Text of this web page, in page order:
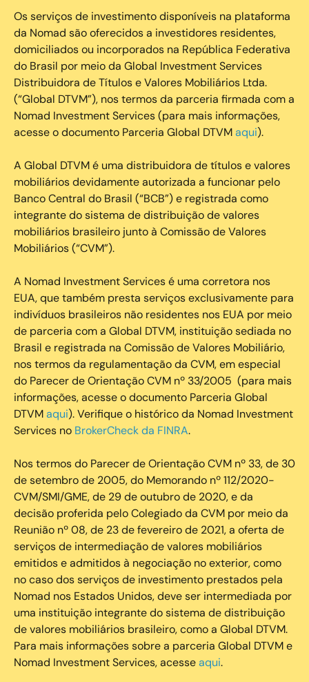
Os serviços de investimento disponíveis na plataforma
da Nomad são oferecidos a investidores residentes,
domiciliados ou incorporados na República Federativa
do Brasil por meio da Global Investment Services
Distribuidora de Títulos e Valores Mobiliários Ltda.
(“Global DTVM”), nos termos da parceria firmada com a
Nomad Investment Services (para mais informações,
acesse o documento Parceria Global DTVMaqui).
A Global DTVM é uma distribuidora de títulos e valores
mobiliários devidamente autorizada a funcionar pelo
Banco Central do Brasil (“BCB”) e registrada como
integrante do sistema de distribuição de valores
mobiliários brasileiro junto à Comissão de Valores
Mobiliários (“CVM”).
‍A Nomad Investment Services é uma corretora nos
EUA, que também presta serviços exclusivamente para
indivíduos brasileiros não residentes nos EUA por meio
de parceria com a Global DTVM, instituição sediada no
Brasil e registrada na Comissão de Valores Mobiliário,
nos termos da regulamentação da CVM, em especial
do Parecer de Orientação CVM nº 33/2005 (para mais
informações, acesse o documento Parceria Global
DTVMaqui). Verifique o histórico da Nomad Investment
Services no BrokerCheck da FINRA.
Nos termos do Parecer de Orientação CVM nº 33, de 30
de setembro de 2005, do Memorando nº 112/2020-
CVM/SMI/GME, de 29 de outubro de 2020, e da
decisão proferida pelo Colegiado da CVM por meio da
Reunião nº 08, de 23 de fevereiro de 2021, a oferta de
serviços de intermediação de valores mobiliários
emitidos e admitidos à negociação no exterior, como
no caso dos serviços de investimento prestados pela
Nomad nos Estados Unidos, deve ser intermediada por
uma instituição integrante do sistema de distribuição
de valores mobiliários brasileiro, como a Global DTVM.
Para mais informações sobre a parceria Global DTVM e
Nomad Investment Services, acesseaqui.